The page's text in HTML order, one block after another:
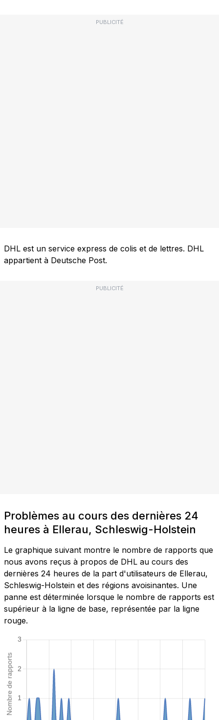
PUBLICITÉ
DHL est un service express de colis et de lettres. DHL
appartient à Deutsche Post.
PUBLICITÉ
Problèmes au cours des dernières 24
heures à Ellerau, Schleswig-Holstein
Le graphique suivant montre le nombre de rapports que
nous avons reçus à propos de DHL au cours des
dernières 24 heures de la part d'utilisateurs de Ellerau,
Schleswig-Holstein et des régions avoisinantes. Une
panne est déterminée lorsque le nombre de rapports est
supérieur à la ligne de base, représentée par la ligne
rouge.